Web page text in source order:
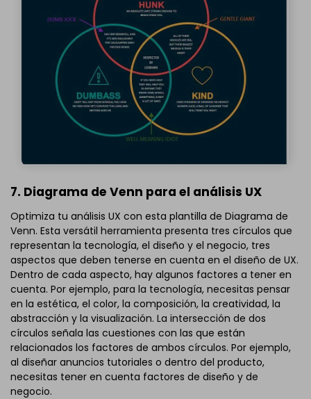
7. Diagrama de Venn para el análisis UX
Optimiza tu análisis UX con esta plantilla de Diagrama de
Venn. Esta versátil herramienta presenta tres círculos que
representan la tecnología, el diseño y el negocio, tres
aspectos que deben tenerse en cuenta en el diseño de UX.
Dentro de cada aspecto, hay algunos factores a tener en
cuenta. Por ejemplo, para la tecnología, necesitas pensar
en la estética, el color, la composición, la creatividad, la
abstracción y la visualización. La intersección de dos
círculos señala las cuestiones con las que están
relacionados los factores de ambos círculos. Por ejemplo,
al diseñar anuncios tutoriales o dentro del producto,
necesitas tener en cuenta factores de diseño y de
negocio.